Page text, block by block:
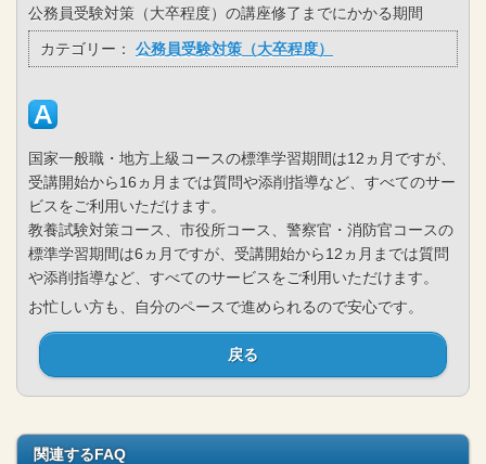
公務員受験対策（大卒程度）の講座修了までにかかる期間
カテゴリー： 公務員受験対策（大卒程度）
国家一般職・地方上級コースの標準学習期間は12ヵ月ですが、
受講開始から16ヵ月までは質問や添削指導など、すべてのサー
ビスをご利用いただけます。
教養試験対策コース、市役所コース、警察官・消防官コースの
標準学習期間は6ヵ月ですが、受講開始から12ヵ月までは質問
や添削指導など、すべてのサービスをご利用いただけます。
お忙しい方も、自分のペースで進められるので安心です。
戻る
関連するFAQ